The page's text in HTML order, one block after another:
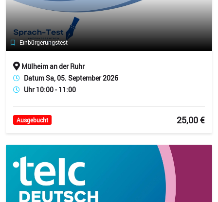
Einbürgerungstest
Mülheim an der Ruhr
Datum Sa, 05. September 2026
Uhr 10:00 - 11:00
Ausgebucht 25,00 €